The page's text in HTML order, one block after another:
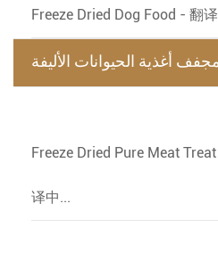
Freeze Dried Dog Food - 翻
أغذية الحيوانات الأليفة
Freeze Dried Pure Meat
译中...